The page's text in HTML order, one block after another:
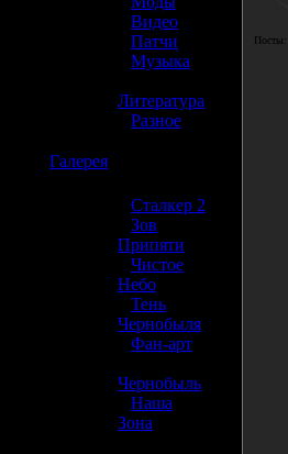
Видео
Патчи
Музыка
Литература
Разное
Галерея
Сталкер 2
Зов
Припяти
Чистое
Небо
Тень
Чернобыля
Фан-арт
Чернобыль
Наша
Зона
Посты: